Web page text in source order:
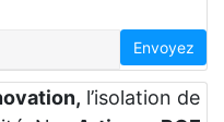
Envoyez
l’isolation de